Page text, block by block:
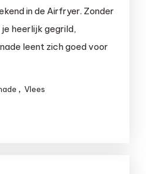
de
Airfryer:
topper
in de Airfryer. Zonder
heerlijk gegrild,
leent zich goed voor
, Vlees